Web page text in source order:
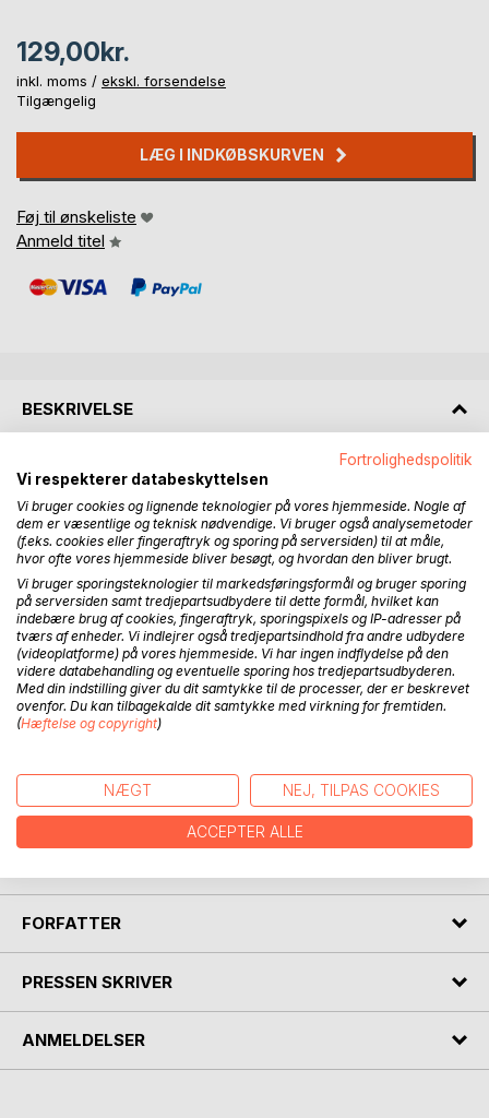
129,00kr.
inkl. moms / ekskl. forsendelse
Tilgængelig
LÆG I INDKØBSKURVEN
Føj til ønskeliste
Anmeld titel
BESKRIVELSE
Langt ude i verdensrummet ligger planeten Mollimi. Her
møder vi de to unge bueskydere Amitola og Motega. Når
mollimierne fylder 13 år, skal de udføre en mission på en
anden planet i verdensrummet, og når et flammende øje
kommer til syne i den magiske fontæne ved en ceremoni i
Ahanu og Aquenes hytte, ved de, at tiden er inde. Det
Intergalaktiske Råd er samlet, og det er dette råd, der
holder øje med alle planeterne i verdensrummet. Samtidig
kommer jordkloden til syne i fontænen, og lydene og
billederne fortæller, at ikke alt er godt på denne planet.
Amitola og Motegas mission bliver at besøge Jorden og
menneskene der. Ved en ceremoni rundt om bålet om
at rejse i tid og rum. Udstyret med bue og pil og et
pilekogger med magiske hjertepile tager Amitola og
Motega af sted til Jorden. Her møder de Emma og Martin
på 12 år og mange andre mennesker, og nu begynder der at
FORFATTER
PRESSEN SKRIVER
ANMELDELSER
Fortrolighedspolitik
Vi respekterer databeskyttelsen
Vi bruger cookies og lignende teknologier på vores hjemmeside. Nogle af
dem er væsentlige og teknisk nødvendige. Vi bruger også analysemetoder
(f.eks. cookies eller fingeraftryk og sporing på serversiden) til at måle,
hvor ofte vores hjemmeside bliver besøgt, og hvordan den bliver brugt.
Vi bruger sporingsteknologier til markedsføringsformål og bruger sporing
på serversiden samt tredjepartsudbydere til dette formål, hvilket kan
indebære brug af cookies, fingeraftryk, sporingspixels og IP-adresser på
tværs af enheder. Vi indlejrer også tredjepartsindhold fra andre udbydere
(videoplatforme) på vores hjemmeside. Vi har ingen indflydelse på den
videre databehandling og eventuelle sporing hos tredjepartsudbyderen.
Med din indstilling giver du dit samtykke til de processer, der er beskrevet
ovenfor. Du kan tilbagekalde dit samtykke med virkning for fremtiden.
(Hæftelse og copyright)
NÆGT NEJ, TILPAS COOKIES
ACCEPTER ALLE